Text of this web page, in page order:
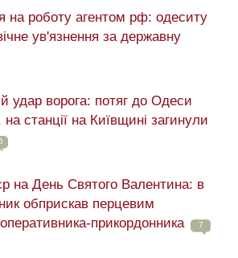
на роботу агентом рф: одеситу
ув'язнення за державну
удар ворога: потяг до Одеси
на станції на Київщині загинули
на День Святого Валентина: в
обприскав перцевим
прикордонника
7